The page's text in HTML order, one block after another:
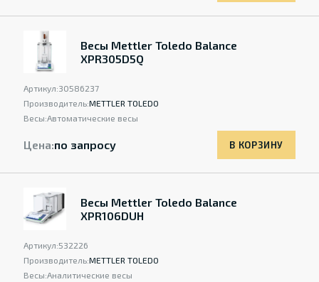
Весы Mettler Toledo Balance
XPR305D5Q
Артикул:30586237
Производитель:METTLER TOLEDO
Весы:Автоматические весы
Цена:по запросу В КОРЗИНУ
Весы Mettler Toledo Balance
XPR106DUH
Артикул:532226
Производитель:METTLER TOLEDO
Весы:Аналитические весы